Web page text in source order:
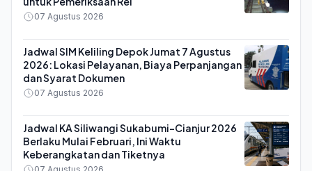
07 Agustus 2026
Jadwal SIM Keliling Depok Jumat 7 Agustus
2026: Lokasi Pelayanan, Biaya Perpanjangan
dan Syarat Dokumen
07 Agustus 2026
Jadwal KA Siliwangi Sukabumi-Cianjur 2026
Berlaku Mulai Februari, Ini Waktu
Keberangkatan dan Tiketnya